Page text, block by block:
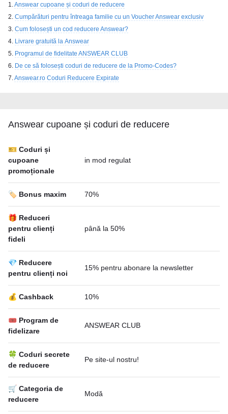
Answear cupoane și coduri de reducere
Cumpărături pentru întreaga familie cu un Voucher Answear exclusiv
Cum folosești un cod reducere Answear?
Livrare gratuită la Answear
Programul de fidelitate ANSWEAR CLUB
De ce să folosești coduri de reducere de la Promo-Codes?
Answear.ro Coduri Reducere Expirate
Answear cupoane și coduri de reducere
🎫 Coduri și
cupoane
promoționale
in mod regulat
🏷️ Bonus maxim 70%
🎁 Reduceri
pentru clienți
fideli
până la 50%
💎 Reducere
pentru clienți noi
15% pentru abonare la newsletter
💰 Cashback 10%
🎟 Program de
fidelizare
ANSWEAR CLUB
🍀 Coduri secrete
de reducere
Pe site-ul nostru!
🛒 Categoria de
reducere
Modă